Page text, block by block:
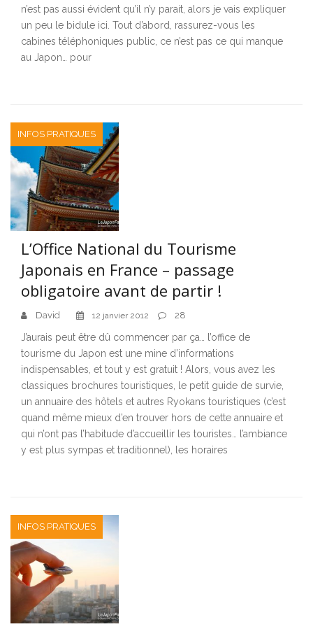
n’est pas aussi évident qu’il n’y parait, alors je vais expliquer
un peu le bidule ici. Tout d’abord, rassurez-vous les
cabines téléphoniques public, ce n’est pas ce qui manque
au Japon… pour
INFOS PRATIQUES
L’Office National du Tourisme
Japonais en France – passage
obligatoire avant de partir !
David 12 janvier 2012 28
J’aurais peut être dû commencer par ça… l’office de
tourisme du Japon est une mine d’informations
indispensables, et tout y est gratuit ! Alors, vous avez les
classiques brochures touristiques, le petit guide de survie,
un annuaire des hôtels et autres Ryokans touristiques (c’est
quand même mieux d’en trouver hors de cette annuaire et
qui n’ont pas l’habitude d’accueillir les touristes… l’ambiance
y est plus sympas et traditionnel), les horaires
INFOS PRATIQUES